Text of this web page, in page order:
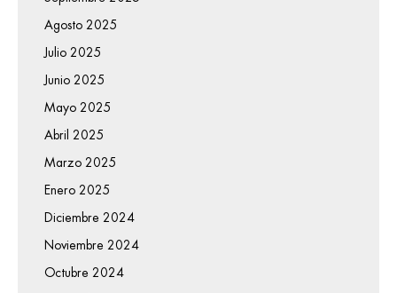
Agosto 2025
Julio 2025
Junio 2025
Mayo 2025
Abril 2025
Marzo 2025
Enero 2025
Diciembre 2024
Noviembre 2024
Octubre 2024